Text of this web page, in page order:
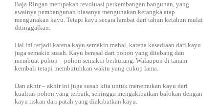
Baja Ringan merupakan revoluasi perkembangan bangunan, yang
awalnya pembangunan biasanya mengunakan kerangka atap
mengunakan kayu. Tetapi kayu secara lambat dari tahun ketahun mulai
ditinggalkan.
Hal ini terjadi karena kayu semakin mahal, karena kesediaan dari kayu
juga semakin susah. Kayu berasal dari pohon yang ditebang dan
membuat pohon – pohon semakin berkurang. Walaupun di tanam
kembali tetapi membutuhkan waktu yang cukup lama.
Dan akhir – akhir ini juga susah kita untuk menemukan kayu dari
kualitas pohon yang terbaik, sehingga mengakibatkan balokan dengan
kayu riskan dari patah yang diakibatkan kayu.